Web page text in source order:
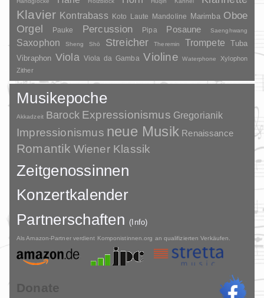
Klavier Kontrabass Koto Laute Mandoline Marimba Oboe
Orgel Pauke Percussion Pipa Posaune Saenghwang
Saxophon Sheng Shō Streicher Theremin Trompete
Tuba
Vibraphon Viola Viola da Gamba Violine Waterphone
Xylophon
Zither
Musikepoche
Akkadzeit Barock Expressionismus Gregorianik
Impressionismus neue Musik Renaissance
Romantik Wiener Klassik
Zeitgenossinnen
Konzertkalender
Partnerschaften(Info)
Als Amazon-Partner verdient Komponistinnen.org an qualifizierten Verkäufen.
Donate